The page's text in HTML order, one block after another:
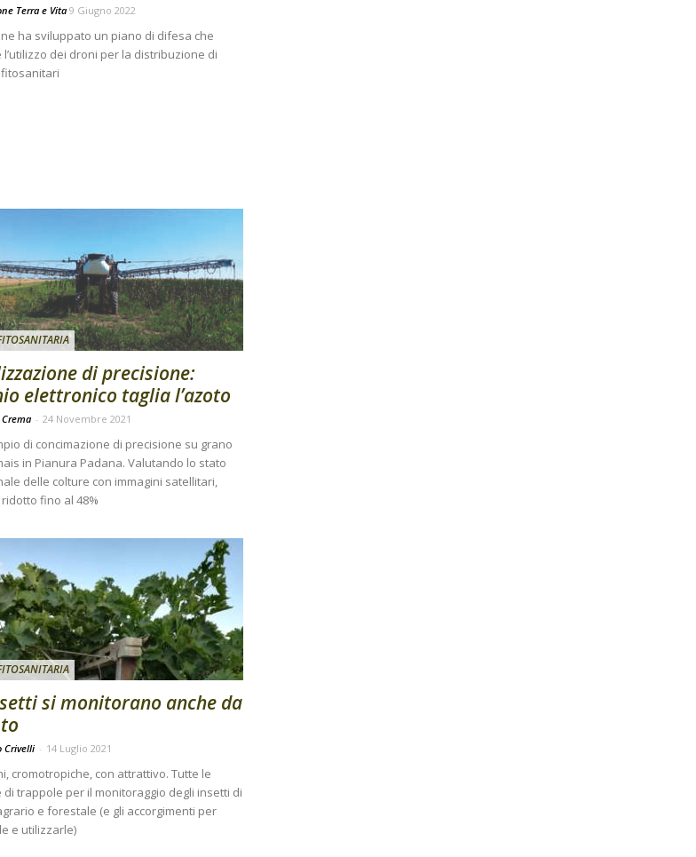
Terra e Vita9 Giugno 2022
ha sviluppato un piano di difesa che
dei droni per la distribuzione di
di precisione:
elettronico taglia l’azoto
- 24 Novembre 2021
di concimazione di precisione su grano
in Pianura Padana. Valutando lo stato
delle colture con immagini satellitari,
fino al 48%
si monitorano anche da
Crivelli - 14 Luglio 2021
cromotropiche, con attrattivo. Tutte le
di trappole per il monitoraggio degli insetti di
e forestale (e gli accorgimenti per
e utilizzarle)